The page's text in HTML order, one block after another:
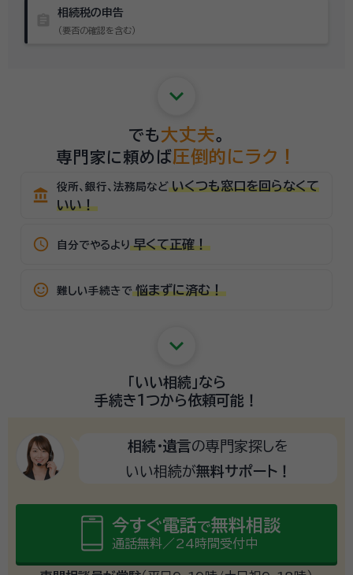
相続税の申告
（要否の確認を含む）
keyboard_arrow_down
でも 大丈夫。
専門家に頼めば圧倒的にラク！
account_balance 役所、銀行、法務局など いくつも窓口を回らなくて
いい！
schedule 自分でやるより 早くて正確！
sentiment_satisfied_alt 難しい手続きで 悩まずに済む！
keyboard_arrow_down
「いい相続」なら
手続き1つから依頼可能！
相続・遺言の専門家探しを
いい相続が無料サポート！
今すぐ電話で無料相談
通話無料／24時間受付中